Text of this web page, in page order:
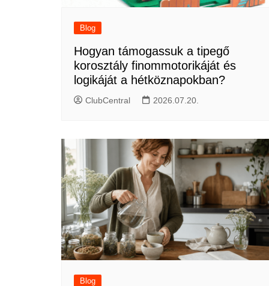
Blog
Hogyan támogassuk a tipegő
korosztály finommotorikáját és
logikáját a hétköznapokban?
ClubCentral 2026.07.20.
Blog